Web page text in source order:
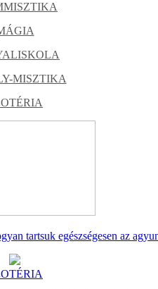
MISZTIKA
tartsuk egészségesen az